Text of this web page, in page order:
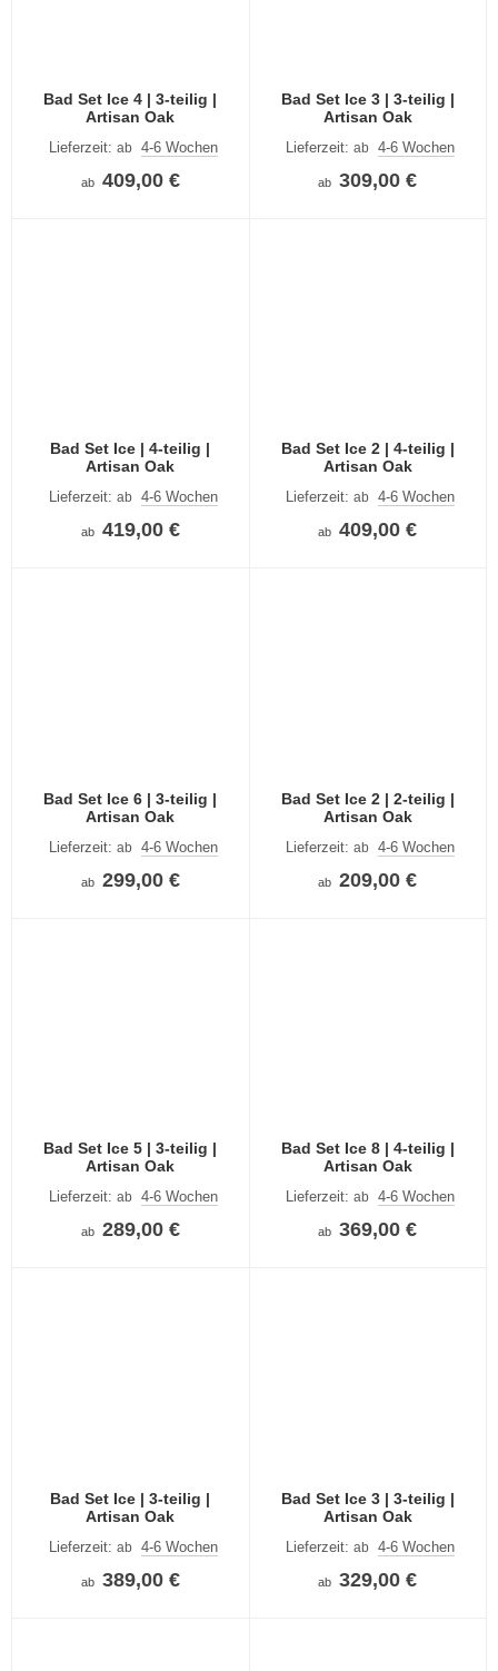
Bad Set Ice 4 | 3-teilig |
Artisan Oak
Lieferzeit: ab 4-6 Wochen
ab 409,00 €
Bad Set Ice 3 | 3-teilig |
Artisan Oak
Lieferzeit:ab 4-6 Wochen
ab 309,00 €
Bad Set Ice | 4-teilig |
Artisan Oak
Lieferzeit: ab 4-6 Wochen
ab 419,00 €
Bad Set Ice 2 | 4-teilig |
Artisan Oak
Lieferzeit:ab 4-6 Wochen
ab 409,00 €
Bad Set Ice 6 | 3-teilig |
Artisan Oak
Lieferzeit: ab 4-6 Wochen
ab 299,00 €
Bad Set Ice 2 | 2-teilig |
Artisan Oak
Lieferzeit:ab 4-6 Wochen
ab 209,00 €
Bad Set Ice 5 | 3-teilig |
Artisan Oak
Lieferzeit: ab 4-6 Wochen
ab 289,00 €
Bad Set Ice 8 | 4-teilig |
Artisan Oak
Lieferzeit:ab 4-6 Wochen
ab 369,00 €
Bad Set Ice | 3-teilig |
Artisan Oak
Lieferzeit: ab 4-6 Wochen
ab 389,00 €
Bad Set Ice 3 | 3-teilig |
Artisan Oak
Lieferzeit:ab 4-6 Wochen
ab 329,00 €